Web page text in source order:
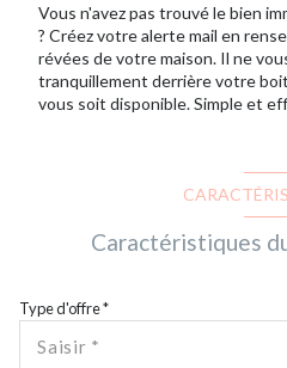
Vous n'avez pas trouvé le bien
? Créez votre alerte mail en
révées de votre maison. Il ne
tranquillement derrière votre
vous soit disponible. Simple et
Caractéristiques
Type d'offre *
Saisir *